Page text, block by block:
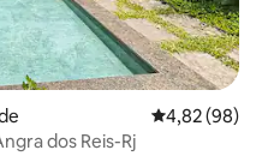
4,82 (98)
dos Reis-Rj